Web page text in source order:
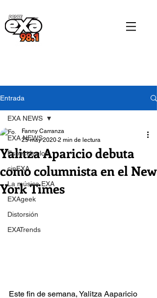
Entrada
EXA NEWS
Espectáculos
cinEXA
La música EXA
EXAgeek
Distorsión
EXATrends
EXA NEWS
Yalitza Aparicio debuta
como columnista en el New
York Times
Fanny Carranza
25 may 2020 2 min de lectura
Este fin de semana, Yalitza Aaparicio